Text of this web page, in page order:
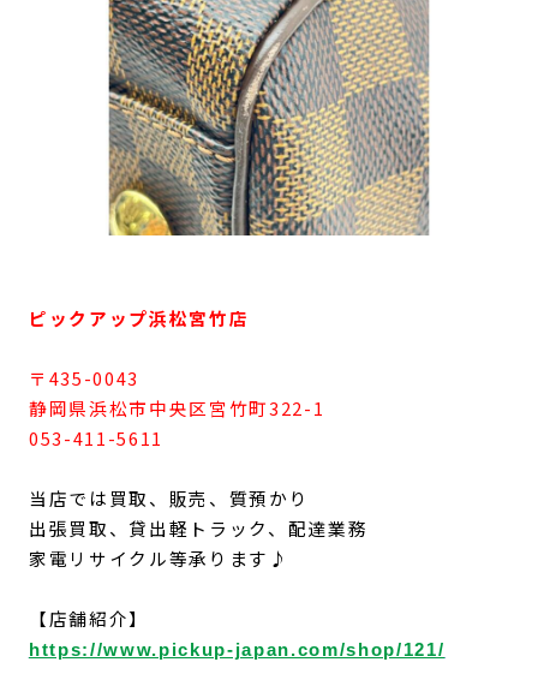
ピックアップ浜松宮竹店
〒435-0043
静岡県浜松市中央区宮竹町322-1
053-411-5611
当店では買取、販売、質預かり
出張買取、貸出軽トラック、配達業務
家電リサイクル等承ります♪
【店舗紹介】
https://www.pickup-japan.com/shop/121/